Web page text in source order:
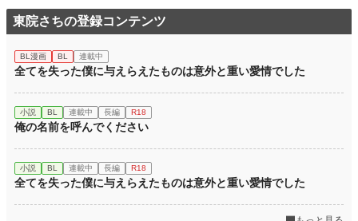
東院さちの登録コンテンツ
BL漫画 BL 連載中
全てを失った僕に与えらえたものは意外と重い愛情でした
小説 BL 連載中 長編 R18
俺の名前を呼んでください
小説 BL 連載中 長編 R18
全てを失った僕に与えらえたものは意外と重い愛情でした